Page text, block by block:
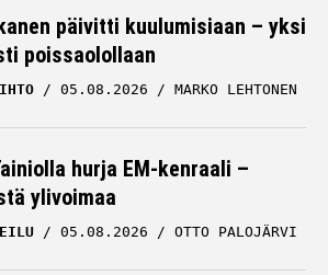
päivitti kuulumisiaan – yksi
poissaolollaan
05.08.2026 MARKO LEHTONEN
hurja EM-kenraali –
ylivoimaa
05.08.2026 OTTO PALOJÄRVI